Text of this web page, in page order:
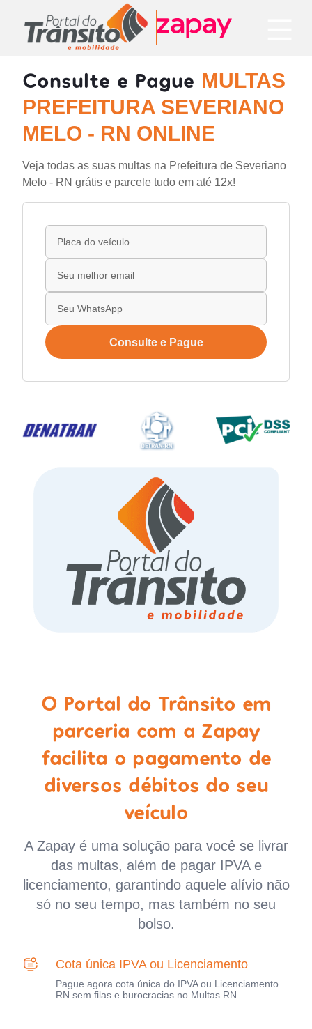
Consulte e Pague MULTAS
PREFEITURA SEVERIANO
MELO - RN ONLINE
Veja todas as suas multas na Prefeitura de Severiano
Melo - RN grátis e parcele tudo em até 12x!
Consulte e Pague
O Portal do Trânsito em
parceria com a Zapay
facilita o pagamento de
diversos débitos do seu
veículo
A Zapay é uma solução para você se livrar
das multas, além de pagar IPVA e
licenciamento, garantindo aquele alívio não
só no seu tempo, mas também no seu
bolso.
Cota única IPVA ou Licenciamento
Pague agora cota única do IPVA ou Licenciamento
RN sem filas e burocracias no Multas RN.